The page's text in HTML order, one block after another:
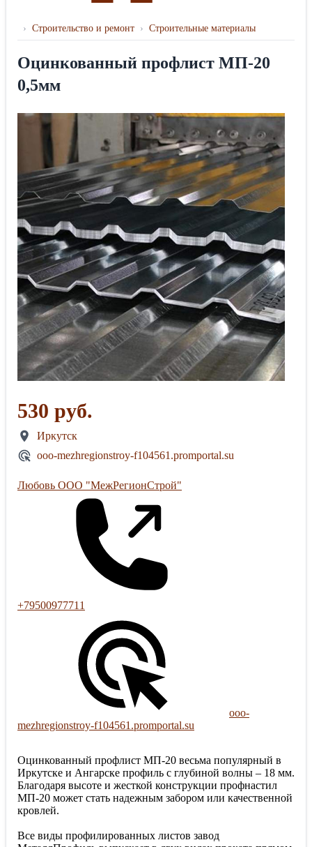
› Строительство и ремонт › Строительные материалы
Оцинкованный профлист МП-20
0,5мм
530 руб.
Иркутск
ooo-mezhregionstroy-f104561.promportal.su
Любовь ООО "МежРегионСтрой"
+79500977711
ooo-
mezhregionstroy-f104561.promportal.su
Оцинкованный профлист МП-20 весьма популярный в
Иркутске и Ангарске профиль с глубиной волны – 18 мм.
Благодаря высоте и жесткой конструкции профнастил
МП-20 может стать надежным забором или качественной
кровлей.
Все виды профилированных листов завод